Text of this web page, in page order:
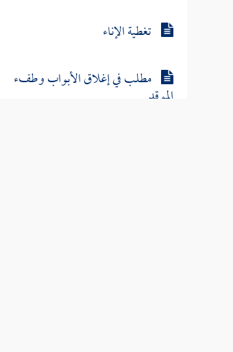
تغطية الإناء
مطلب في إغلاق الأبواب وطفء
الموقد